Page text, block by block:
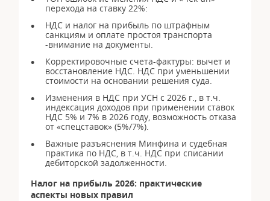
перехода на ставку 22%:
НДС и налог на прибыль по штрафным
санкциям и оплате простоя транспорта
-внимание на документы.
Корректировочные счета-фактуры: вычет и
восстановление НДС. НДС при уменьшении
стоимости на основании решения суда.
Изменения в НДС при УСН с 2026 г., в т.ч.
индексация доходов при применении ставок
НДС 5% и 7% в 2026 году, возможность отказа
от «спецставок» (5%/7%).
Важные разъяснения Минфина и судебная
практика по НДС, в т.ч. НДС при списании
дебиторской задолженности.
Налог на прибыль 2026: практические
аспекты новых правил